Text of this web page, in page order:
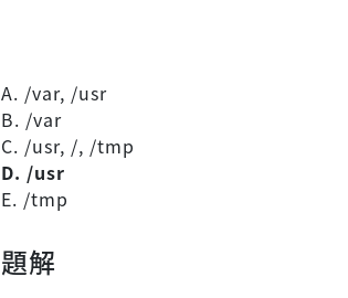
A. /var, /usr
B. /var
C. /usr, /, /tmp
D. /usr
E. /tmp
題解